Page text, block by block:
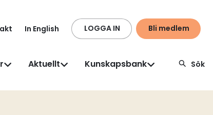
In English LOGGA IN Bli medlem
Aktuellt Kunskapsbank Sök